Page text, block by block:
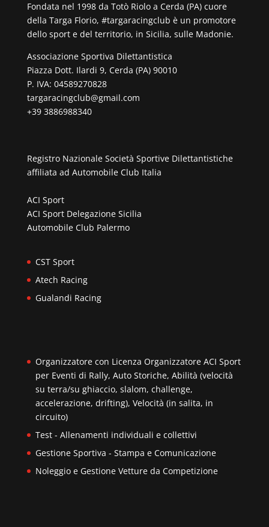
Fondata nel 1998 da Totò Riolo a Cerda (PA) cuore
della Targa Florio, #targaracingclub è un promotore
dello sport e del territorio, in Sicilia, sulle Madonie.
Associazione Sportiva Dilettantistica
Piazza Dott. Ilardi 9, Cerda (PA) 90010
P. IVA: 04589270828
targaracingclub@gmail.com
+39 3886988340
Registro Nazionale Società Sportive Dilettantistiche
affiliata ad Automobile Club Italia
ACI Sport
ACI Sport Delegazione Sicilia
Automobile Club Palermo
CST Sport
Atech Racing
Gualandi Racing
Organizzatore con Licenza Organizzatore ACI Sport
per Eventi di Rally, Auto Storiche, Abilità (velocità
su terra/su ghiaccio, slalom, challenge,
accelerazione, drifting), Velocità (in salita, in
circuito)
Test - Allenamenti individuali e collettivi
Gestione Sportiva - Stampa e Comunicazione
Noleggio e Gestione Vetture da Competizione